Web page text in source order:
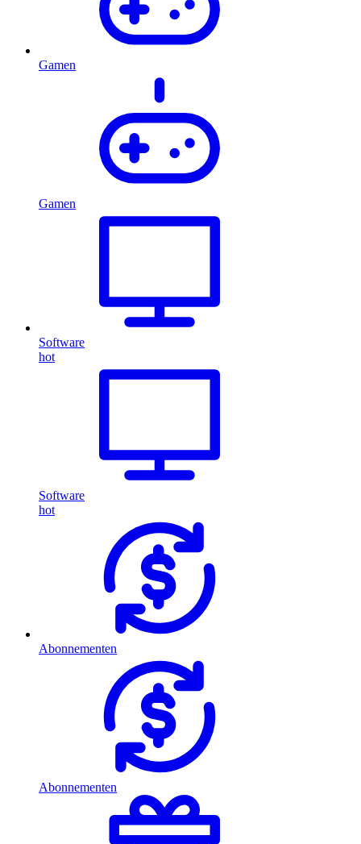
Gamen
Gamen
Software
hot
Software
hot
Abonnementen
Abonnementen